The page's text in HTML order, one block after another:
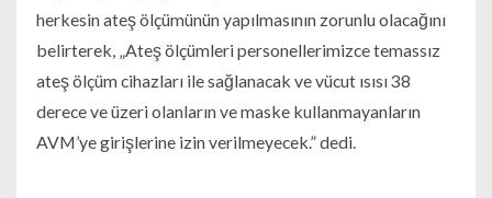
herkesin ateş ölçümünün yapılmasının zorunlu olacağını
belirterek, „Ateş ölçümleri personellerimizce temassız
ateş ölçüm cihazları ile sağlanacak ve vücut ısısı 38
derece ve üzeri olanların ve maske kullanmayanların
AVM’ye girişlerine izin verilmeyecek.” dedi.